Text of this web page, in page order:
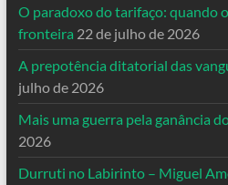
O paradoxo do tarifaço: quando
fronteira 22 de julho de 2026
A prepotência ditatorial das
julho de 2026
Mais uma guerra pela ganância
2026
Durruti no Labirinto – Miguel